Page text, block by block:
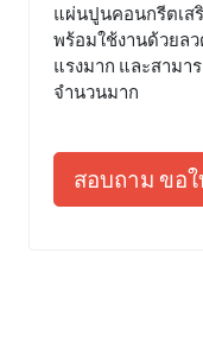
แผ่นปูนคอนกรีตเส
พร้อมใช้งานด้วยล
แรงมาก และสาม
จำนวนมาก
สอบถาม ขอ